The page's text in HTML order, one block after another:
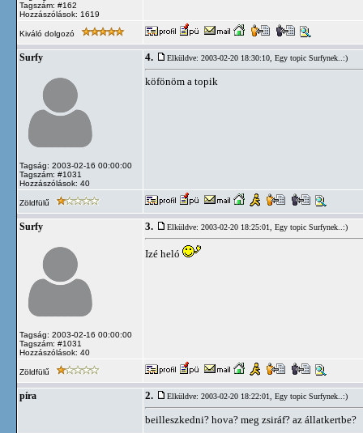
Tagszám: #162
Hozzászólások: 1619
Kiváló dolgozó
Surfy
Tagság: 2003-02-16 00:00:00
Tagszám: #1031
Hozzászólások: 40
4. Elküldve: 2003-02-20 18:30:10, Egy topic Surfynek..:)
köfönöm a topik
Zöldfülű
Surfy
Tagság: 2003-02-16 00:00:00
Tagszám: #1031
Hozzászólások: 40
3. Elküldve: 2003-02-20 18:25:01, Egy topic Surfynek..:)
Izé heló
Zöldfülű
píra 2. Elküldve: 2003-02-20 18:22:01, Egy topic Surfynek..:)
beilleszkedni? hova? meg zsiráf? az állatkertbe?